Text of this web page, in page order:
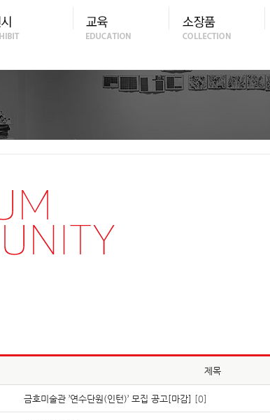
제목
금호미술관 ’연수단원(인턴)’ 모집 공고[마감] [0]